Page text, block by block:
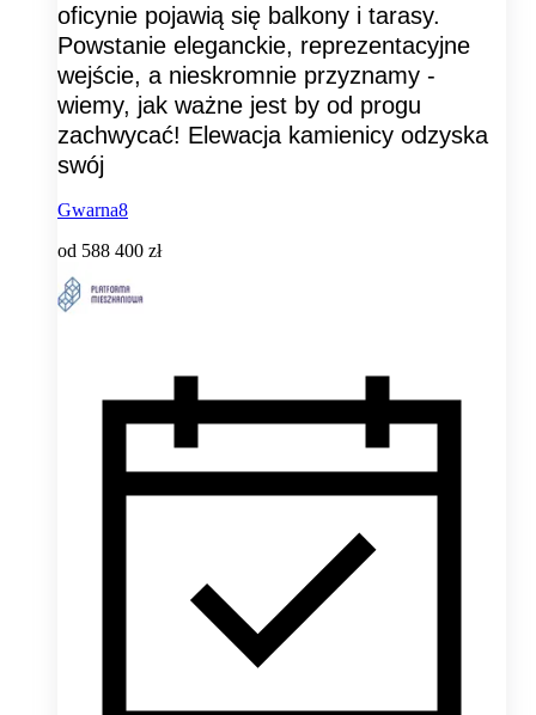
oficynie pojawią się balkony i tarasy.
Powstanie eleganckie, reprezentacyjne
wejście, a nieskromnie przyznamy -
wiemy, jak ważne jest by od progu
zachwycać! Elewacja kamienicy odzyska
swój
Gwarna8
od 588 400 zł